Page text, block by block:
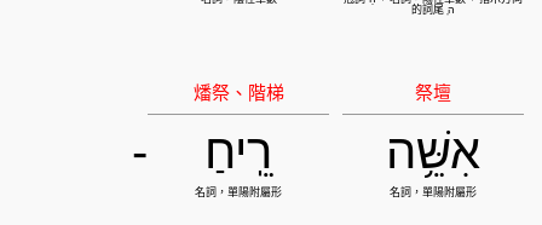
אִשֵּׁ֥ה רֵֽיחַ -